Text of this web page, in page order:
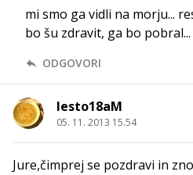
mi smo ga vidli na morju...
bo šu zdravit, ga bo pobral...
ODGOVORI
lesto18aM
05. 11. 2013 15.54
Jure,čimprej se pozdravi in